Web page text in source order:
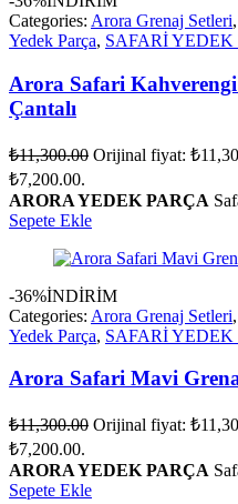
Categories: Arora Grenaj Setleri,
Yedek Parça, SAFARİ YEDEK
Arora Safari
Çantalı
₺11,300.00 Orijinal fiyat:
₺7,200.00.
ARORA YEDEK PARÇA
Sepete Ekle
-36%İNDİRİM
Categories: Arora Grenaj Setleri,
Yedek Parça, SAFARİ YEDEK
Arora Safari Mavi
₺11,300.00 Orijinal fiyat:
₺7,200.00.
ARORA YEDEK PARÇA
Sepete Ekle